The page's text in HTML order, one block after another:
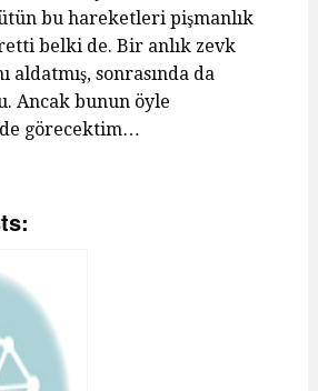
bu hareketleri pişmanlık
belki de. Bir anlık zevk
aldatmış, sonrasında da
Ancak bunun öyle
görecektim…